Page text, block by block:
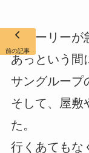
ストーリーが
あっという間
サングループ
そして、屋敷
た。
行くあてもな
前の記事